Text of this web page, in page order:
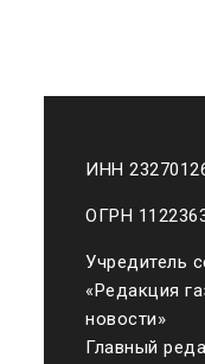
ИНН
ОГРН
Учредитель
«Редакция
новости»
Главный